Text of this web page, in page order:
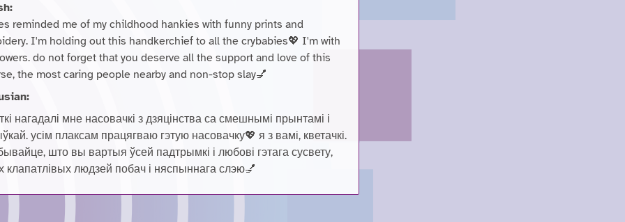
reminded me of my childhood hankies with funny prints and
I'm holding out this handkerchief to all the crybabies💖 I'm with
do not forget that you deserve all the support and love of this
the most caring people nearby and non-stop slay💅
нагадалі мне насовачкі з дзяцінства са смешнымі прынтамі і
усім плаксам працягваю гэтую насовачку💖 я з вамі, кветачкі.
што вы вартыя ўсей падтрымкі і любові гэтага сусвету,
клапатлівых людзей побач і няспыннага слэю💅